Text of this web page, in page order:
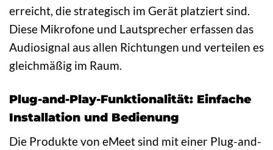
erreicht, die strategisch im Gerät platziert sind.
Diese Mikrofone und Lautsprecher erfassen das
Audiosignal aus allen Richtungen und verteilen es
gleichmäßig im Raum.
Plug-and-Play-Funktionalität: Einfache
Installation und Bedienung
Die Produkte von eMeet sind mit einer Plug-and-